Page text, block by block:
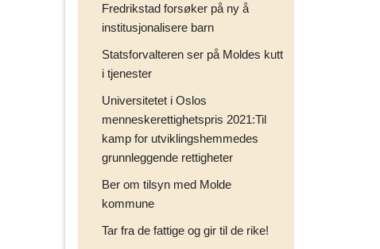
Fredrikstad forsøker på ny å
institusjonalisere barn
Statsforvalteren ser på Moldes kutt
i tjenester
Universitetet i Oslos
menneskerettighetspris 2021:Til
kamp for utviklingshemmedes
grunnleggende rettigheter
Ber om tilsyn med Molde
kommune
Tar fra de fattige og gir til de rike!